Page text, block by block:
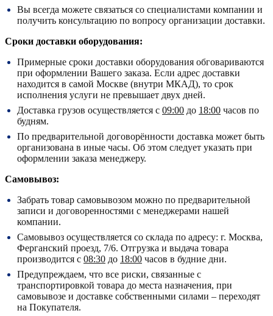
Вы всегда можете связаться со специалистами компании и
получить консультацию по вопросу организации доставки.
Сроки доставки оборудования:
Примерные сроки доставки оборудования обговариваются
при оформлении Вашего заказа. Если адрес доставки
находится в самой Москве (внутри МКАД), то срок
исполнения услуги не превышает двух дней.
Доставка грузов осуществляется с 09:00 до 18:00 часов по
будням.
По предварительной договорённости доставка может быть
организована в иные часы. Об этом следует указать при
оформлении заказа менеджеру.
Самовывоз:
Забрать товар самовывозом можно по предварительной
записи и договоренностями с менеджерами нашей
компании.
Самовывоз осуществляется со склада по адресу: г. Москва,
Ферганский проезд, 7/6. Отгрузка и выдача товара
производится с 08:30 до 18:00 часов в будние дни.
Предупреждаем, что все риски, связанные с
транспортировкой товара до места назначения, при
самовывозе и доставке собственными силами – переходят
на Покупателя.